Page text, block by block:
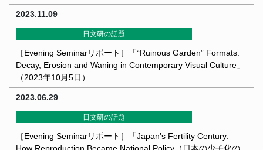
2023.11.09
日文研の話題
［Evening Seminarリポート］「“Ruinous Garden” Formats:
Decay, Erosion and Waning in Contemporary Visual Culture」
（2023年10月5日）
2023.06.29
日文研の話題
［Evening Seminarリポート］「Japan’s Fertility Century: